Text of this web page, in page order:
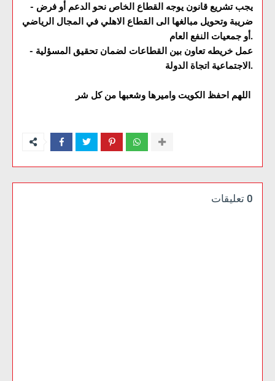
- يجب تشريع قانون يوجه القطاع الخاص نحو الدعم أو فرض
ضريبة وتحويل مبالغها الى القطاع الاهلي في المجال الرياضي
أو جمعيات النفع العام.
- عمل خريطه تعاون بين القطاعات لضمان تحقيق المسؤلية
الاجتماعية اتجاة الدولة.
0 تعليقات